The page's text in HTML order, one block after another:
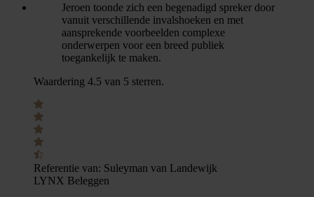
Jeroen toonde zich een begenadigd spreker door
vanuit verschillende invalshoeken en met
aansprekende voorbeelden complexe
onderwerpen voor een breed publiek
toegankelijk te maken.
Waardering 4.5 van 5 sterren.
Referentie van: Suleyman van Landewijk
LYNX Beleggen